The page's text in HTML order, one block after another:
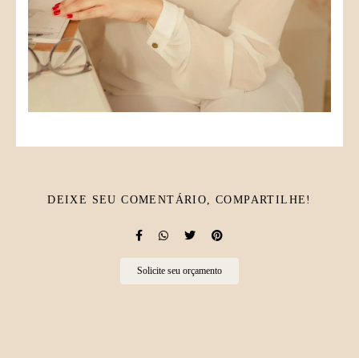
DEIXE SEU COMENTÁRIO, COMPARTILHE!
Solicite seu orçamento